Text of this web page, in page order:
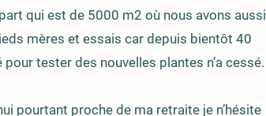
qui est de 5000 m2 où nous avons aussi
mères et essais car depuis bientôt 40
tester des nouvelles plantes n’a cessé.
pourtant proche de ma retraite je n’hésite